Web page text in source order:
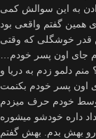
به این سوالش کمی
قدر خوشگلی که وقتی
جای اون پسر خودم…
دلمو زدم به دریا و
رو بهش بدم. بهش گفتم